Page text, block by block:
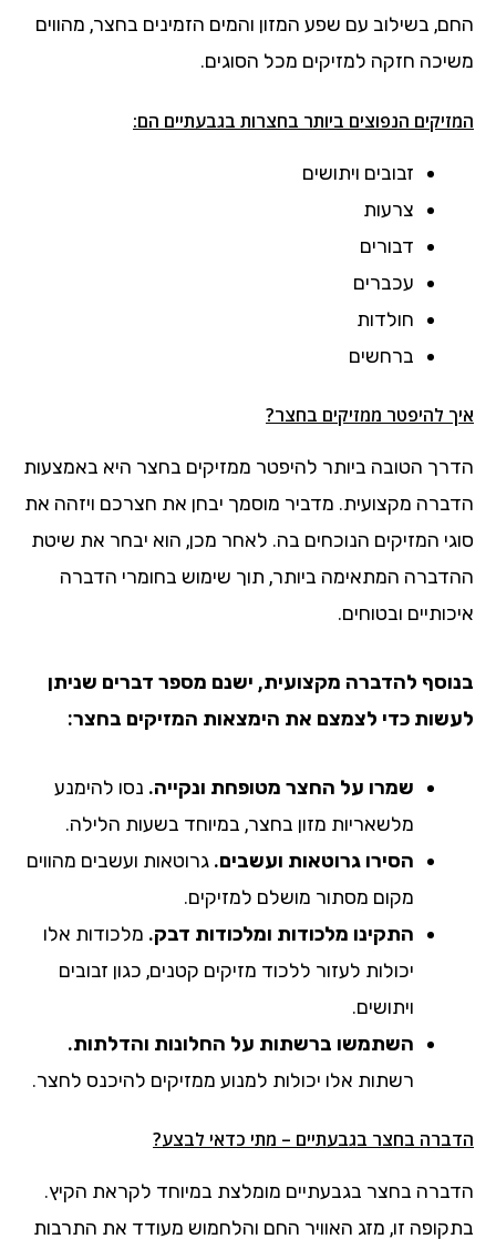
החם, בשילוב עם שפע המזון והמים הזמינים בחצר, מהווים
משיכה חזקה למזיקים מכל הסוגים.
המזיקים הנפוצים ביותר בחצרות בגבעתיים הם:
זבובים ויתושים
צרעות
דבורים
עכברים
חולדות
ברחשים
איך להיפטר ממזיקים בחצר?
הדרך הטובה ביותר להיפטר ממזיקים בחצר היא באמצעות
הדברה מקצועית. מדביר מוסמך יבחן את חצרכם ויזהה את
סוגי המזיקים הנוכחים בה. לאחר מכן, הוא יבחר את שיטת
ההדברה המתאימה ביותר, תוך שימוש בחומרי הדברה
איכותיים ובטוחים.
בנוסף להדברה מקצועית, ישנם מספר דברים שניתן
לעשות כדי לצמצם את הימצאות המזיקים בחצר:
שמרו על החצר מטופחת ונקייה. נסו להימנע
מלשאריות מזון בחצר, במיוחד בשעות הלילה.
הסירו גרוטאות ועשבים. גרוטאות ועשבים מהווים
מקום מסתור מושלם למזיקים.
התקינו מלכודות ומלכודות דבק. מלכודות אלו
יכולות לעזור ללכוד מזיקים קטנים, כגון זבובים
ויתושים.
השתמשו ברשתות על החלונות והדלתות.
רשתות אלו יכולות למנוע ממזיקים להיכנס לחצר.
הדברה בחצר בגבעתיים – מתי כדאי לבצע?
הדברה בחצר בגבעתיים מומלצת במיוחד לקראת הקיץ.
בתקופה זו, מזג האוויר החם והלחמוש מעודד את התרבות